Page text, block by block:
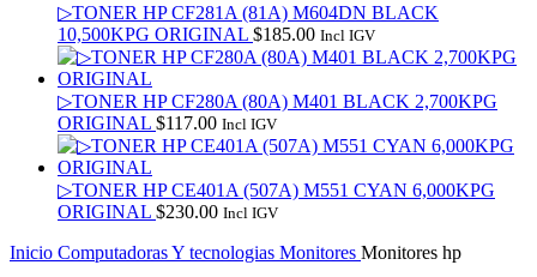
▷TONER HP CF281A (81A) M604DN BLACK
10,500KPG ORIGINAL $185.00 Incl IGV
▷TONER HP CF280A (80A) M401 BLACK 2,700KPG
ORIGINAL $117.00 Incl IGV
▷TONER HP CE401A (507A) M551 CYAN 6,000KPG
ORIGINAL $230.00 Incl IGV
Inicio Computadoras Y tecnologias Monitores Monitores hp